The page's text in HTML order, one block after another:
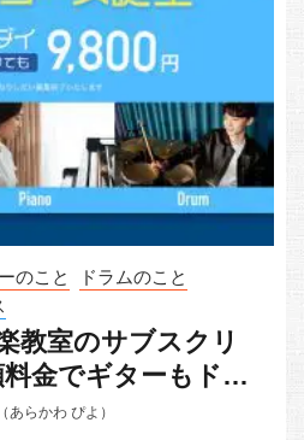
のこと
ドラムのこと
教室のサブスクリ
金でギターもドラ
らかわ ぴよ）